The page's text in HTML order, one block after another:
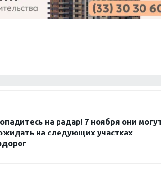
на радар! 7 ноября они
на следующих участках